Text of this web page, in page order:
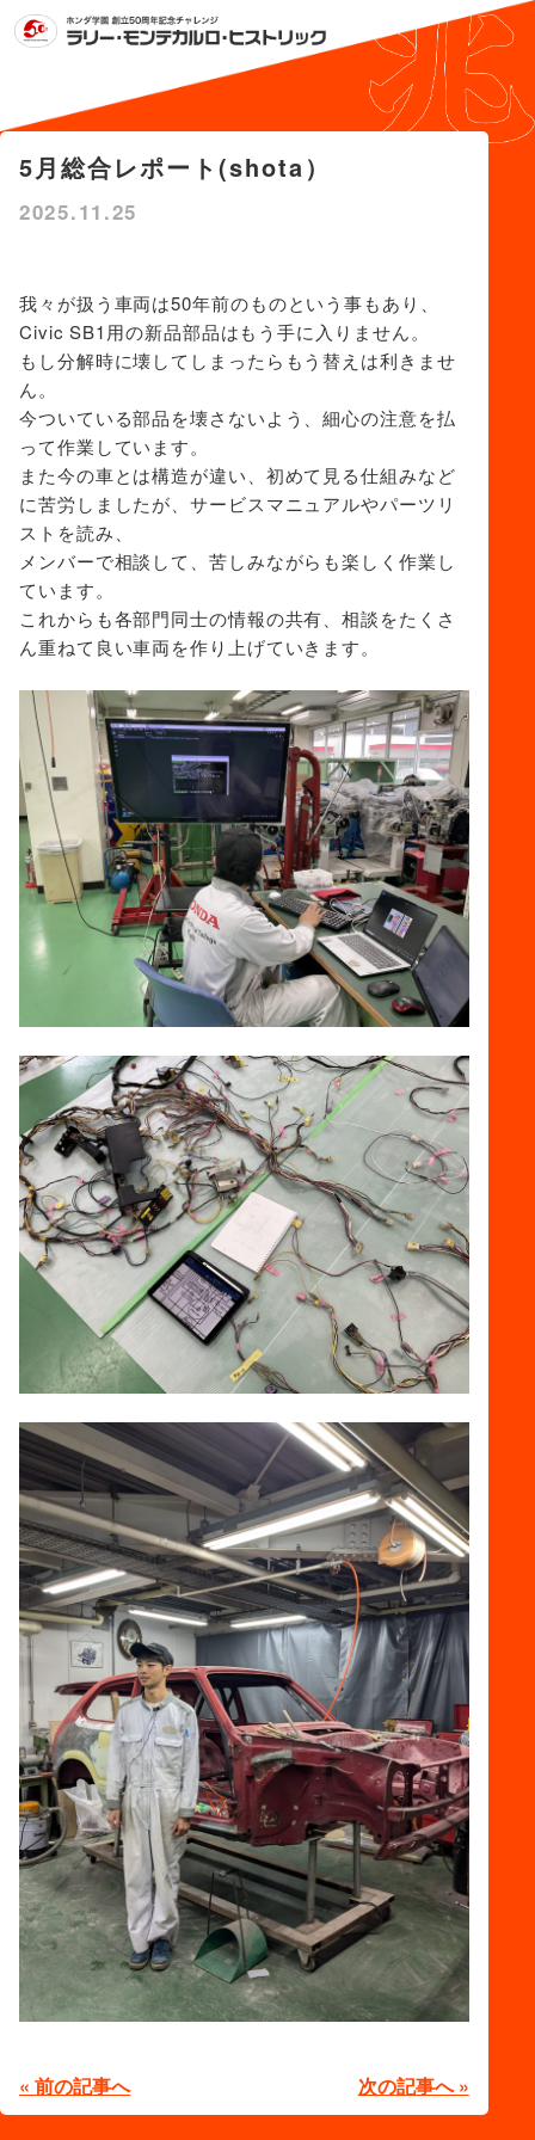
5月総合レポート(shota）
2025.11.25
我々が扱う車両は50年前のものという事もあり、
Civic SB1 用の新品部品はもう手に入りません。
もし分解時に壊してしまったらもう替えは利きませ
ん。
今ついている部品を壊さないよう、細心の注意を払
って作業しています。
また今の車とは構造が違い、初めて見る仕組みなど
に苦労しましたが、サービスマニュアルやパーツリ
ストを読み、
メンバーで相談して、苦しみながらも楽しく作業し
ています。
これからも各部門同士の情報の共有、相談をたくさ
ん重ねて良い車両を作り上げていきます。
« 前の記事へ 次の記事へ »